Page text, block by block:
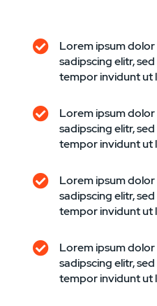
Lorem ipsum
sadipscing elitr,
tempor invidunt ut
Lorem ipsum
sadipscing elitr,
tempor invidunt ut
Lorem ipsum
sadipscing elitr,
tempor invidunt ut
Lorem ipsum
sadipscing elitr,
tempor invidunt ut